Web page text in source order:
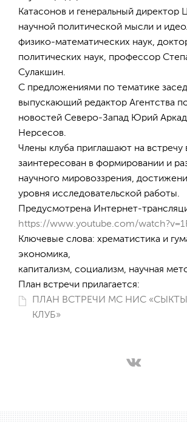
Катасонов и генеральный директор
научной политической мысли и
физико-математических наук,
политических наук, профессор
Сулакшин.
С предложениями по тематике
выпускающий редактор Агентства
новостей Северо-Запад Юрий
Нерсесов.
Члены клуба приглашают на встречу
заинтересован в формировании и
научного мировоззрения,
уровня исследовательской работы.
Предусмотрена Интернет-
https://www.youtube.com/
Ключевые слова: хрематистика и
экономика,
капитализм, социализм, научная
План встречи прилагается:
ПЛАН ВСТРЕЧИ МС НИС
КЛУБ»